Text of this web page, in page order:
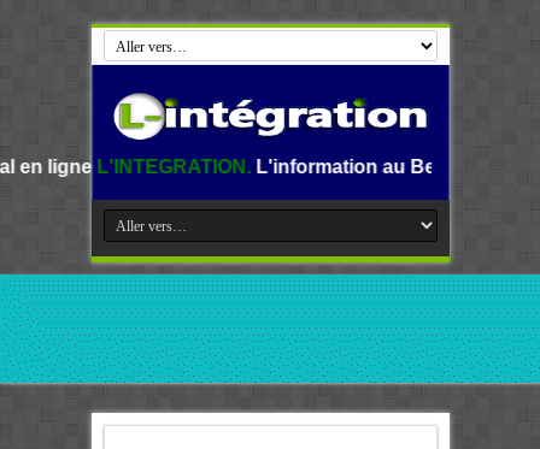
L'information au Benin, en Afrique et dans le